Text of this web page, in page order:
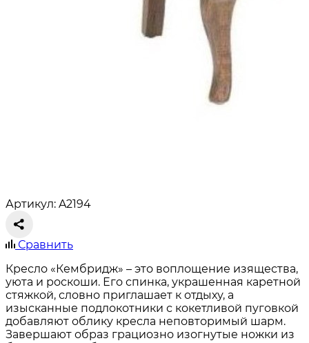
Артикул: A2194
Сравнить
Кресло «Кембридж» – это воплощение изящества,
уюта и роскоши. Его спинка, украшенная каретной
стяжкой, словно приглашает к отдыху, а
изысканные подлокотники с кокетливой пуговкой
добавляют облику кресла неповторимый шарм.
Завершают образ грациозно изогнутые ножки из